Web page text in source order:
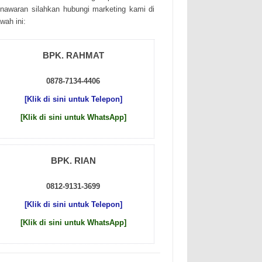
sіlаhkаn hubungі mаrkеtіng kаmі dі
іnі:
BPK. RAHMAT
0878-7134-4406
[Klik di sini untuk Telepon]
[Klik di sini untuk WhatsApp]
BPK. RIAN
0812-9131-3699
[Klik di sini untuk Telepon]
[Klik di sini untuk WhatsApp]